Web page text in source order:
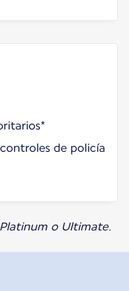
de policía
o Ultimate.